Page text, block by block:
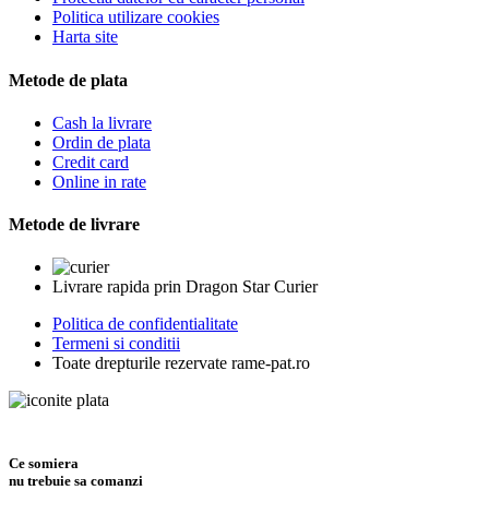
Politica utilizare cookies
Harta site
Metode de plata
Cash la livrare
Ordin de plata
Credit card
Online in rate
Metode de livrare
Livrare rapida prin Dragon Star Curier
Politica de confidentialitate
Termeni si conditii
Toate drepturile rezervate rame-pat.ro
Ce somiera
nu trebuie sa comanzi